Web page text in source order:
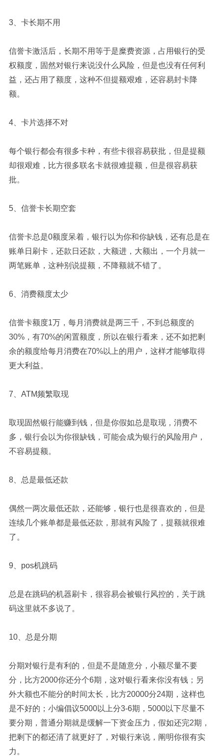
3、卡长期不用
信誉卡激活后，长期不用等于是糜费资源，占用银行的受
权额度，固然对银行来说没什么风险，但是也没有任何利
益，还占用了额度，这种不但提额艰难，还容易封卡降
额。
4、卡片选择不对
每个银行都会有很多卡种，有些卡很容易获批，但是提额
却很艰难，比方很多联名卡就很难提额，但是很容易获
批。
5、信誉卡长期空套
信誉卡总是0额度呆着，银行以为你和你缺钱，还有总是在
账单日刷卡，还款日还款，大额进，大额出，一个月就一
两笔账单，这种别说提额，不降额就不错了。
6、消费额度太少
信誉卡额度1万，每月消费就是两三千，不到总额度的
30%，有70%的闲置额度，所以在银行看来，还不如把剩
余的额度给每月消费在70%以上的用户，这样才能够取得
更大利益。
7、ATM频繁取现
取现固然银行能赚到钱，但是你假如总是取现，消费不
多，银行会以为你很缺钱，可能会成为银行的风险用户，
不容易提额。
8、总是最低还款
偶然一两次最低还款，还能够，银行也是很喜欢的，但是
连续几个账单都是最低还款，那就有风险了，提额就很难
了。
9、pos机跳码
总是在跳码的机器刷卡，很容易会被银行风控的，关于跳
码这里就不多说了。
10、总是分期
分期对银行是有利的，但是不是随意分，小额尽量不要
分，比方2000你还分个6期，这对银行看来你没有钱；另
外大额也不能分的时间太长，比方20000分24期，这样也
是不好的；小编倡议5000以上分3-6期，5000以下尽量不
要分期，普通分期就是缓解一下资金压力，假如还完2期，
把剩下的都还清了就更好了，对银行来说，阐明你很有实
力。